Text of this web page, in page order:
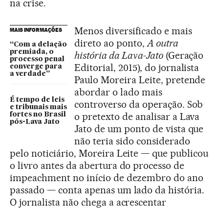
na crise.
MAIS INFORMAÇÕES
“Com a delação
premiada, o
processo penal
converge para
a verdade”
É tempo de leis
e tribunais mais
fortes no Brasil
pós-Lava Jato
Menos diversificado e mais
direto ao ponto, A outra
história da Lava-Jato(Geração
Editorial, 2015), do jornalista
Paulo Moreira Leite, pretende
abordar o lado mais
controverso da operação. Sob
o pretexto de analisar a Lava
Jato de um ponto de vista que
não teria sido considerado
pelo noticiário, Moreira Leite — que publicou
o livro antes da abertura do processo de
impeachment no início de dezembro do ano
passado — conta apenas um lado da história.
O jornalista não chega a acrescentar